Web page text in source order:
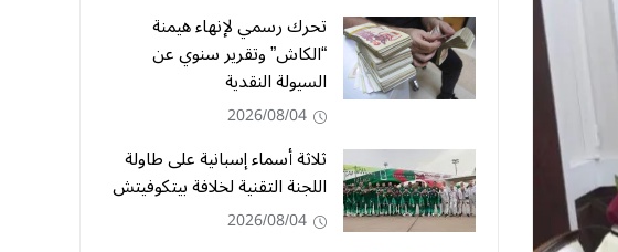
تحرك رسمي لإنهاء هيمنة
“الكاش” وتقرير سنوي عن
السيولة النقدية
2026/08/04
ثلاثة أسماء إسبانية على طاولة
اللجنة التقنية لخلافة بيتكوفيتش
2026/08/04